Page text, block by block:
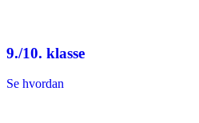
9./10. klasse
Se hvordan